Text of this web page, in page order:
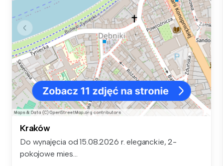
Kraków
Do wynajęcia od 15.08.2026 r. eleganckie, 2-
pokojowe mies...